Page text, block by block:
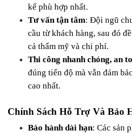
kế phù hợp nhất.
Tư vấn tận tâm: Đội ngũ
cầu từ khách hàng, sau đó
cả thẩm mỹ và chi phí.
Thi công nhanh chóng, an
đúng tiến độ mà vẫn đảm
cao nhất.
Chính Sách Hỗ Trợ Và Bảo
Bảo hành dài hạn: Các sản